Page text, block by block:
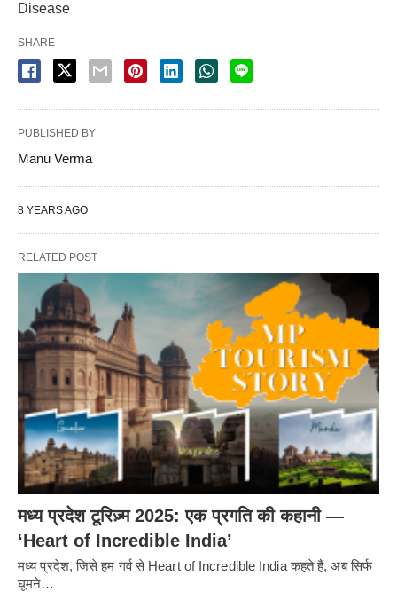
Disease
SHARE
PUBLISHED BY
Manu Verma
8 YEARS AGO
RELATED POST
मध्य प्रदेश टूरिज़्म 2025: एक प्रगति की कहानी —
‘Heart of Incredible India’
मध्य प्रदेश, जिसे हम गर्व से Heart of Incredible India कहते हैं, अब सिर्फ
घूमने…